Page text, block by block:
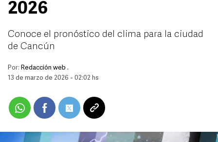
2026
Conoce el pronóstico del clima para la ciudad
de Cancún
Por: Redacción web .
13 de marzo de 2026 - 02:02 hs